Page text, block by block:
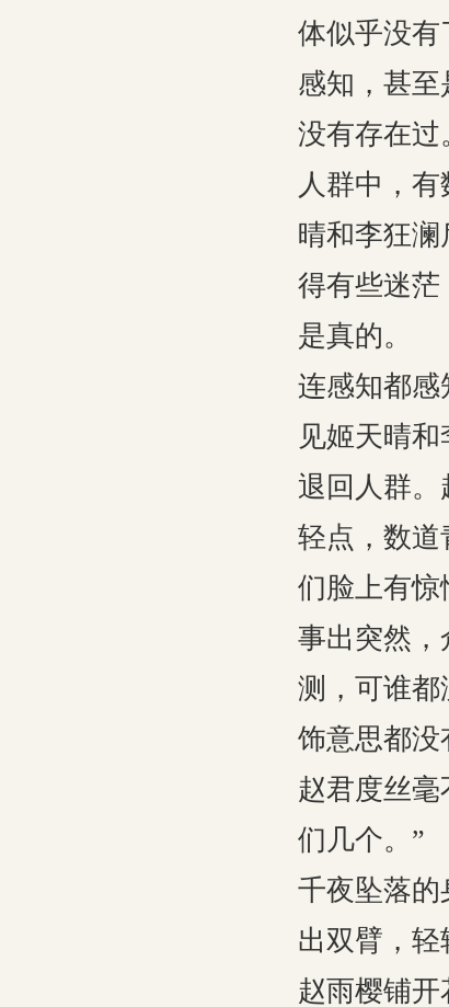
体似乎没有
感知，甚
没有存在过
人群中，
晴和李狂
得有些迷茫
是真的。
连感知都感
见姬天晴
退回人群。
轻点，数道
们脸上有惊
事出突然，
测，可谁都
饰意思都没
赵君度丝
们几个。”
千夜坠落的
出双臂，轻
赵雨樱铺